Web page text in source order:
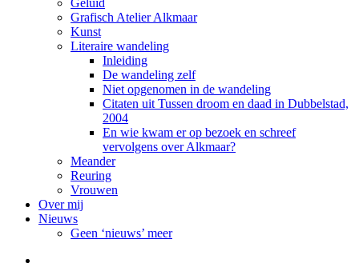
Geluid
Grafisch Atelier Alkmaar
Kunst
Literaire wandeling
Inleiding
De wandeling zelf
Niet opgenomen in de wandeling
Citaten uit Tussen droom en daad in Dubbelstad,
2004
En wie kwam er op bezoek en schreef
vervolgens over Alkmaar?
Meander
Reuring
Vrouwen
Over mij
Nieuws
Geen ‘nieuws’ meer